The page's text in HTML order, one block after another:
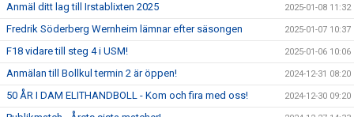
Anmäl ditt lag till Irstablixten 2025 2025-01-08 11:32
Fredrik Söderberg Wernheim lämnar efter säsongen 2025-01-07 10:37
F18 vidare till steg 4 i USM! 2025-01-06 10:06
Anmälan till Bollkul termin 2 är öppen! 2024-12-31 08:20
50 ÅR I DAM ELITHANDBOLL - Kom och fira med oss! 2024-12-30 09:20